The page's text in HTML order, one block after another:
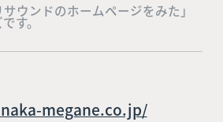
ウンドのホームページをみた」
す。
megane.co.jp/